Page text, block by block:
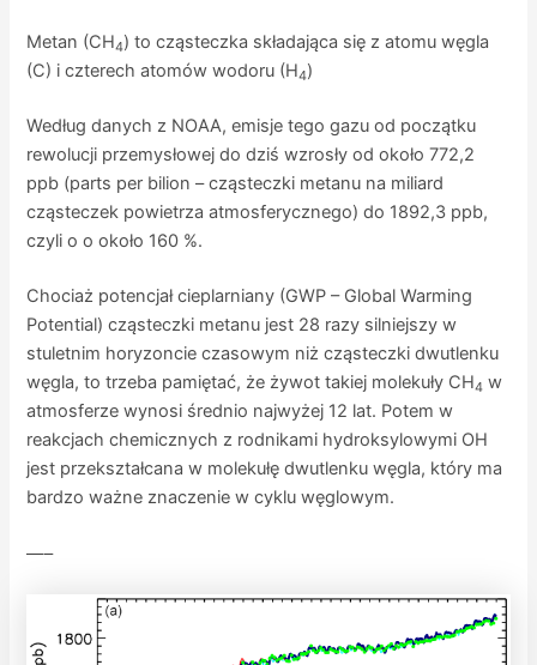
Metan (CH4) to cząsteczka składająca się z atomu węgla
(C) i czterech atomów wodoru (H4)
Według danych z NOAA, emisje tego gazu od początku
rewolucji przemysłowej do dziś wzrosły od około 772,2
ppb (parts per bilion – cząsteczki metanu na miliard
cząsteczek powietrza atmosferycznego) do 1892,3 ppb,
czyli o o około 160 %.
Chociaż potencjał cieplarniany (GWP – Global Warming
Potential) cząsteczki metanu jest 28 razy silniejszy w
stuletnim horyzoncie czasowym niż cząsteczki dwutlenku
węgla, to trzeba pamiętać, że żywot takiej molekuły CH4 w
atmosferze wynosi średnio najwyżej 12 lat. Potem w
reakcjach chemicznych z rodnikami hydroksylowymi OH
jest przekształcana w molekułę dwutlenku węgla, który ma
bardzo ważne znaczenie w cyklu węglowym.
—–